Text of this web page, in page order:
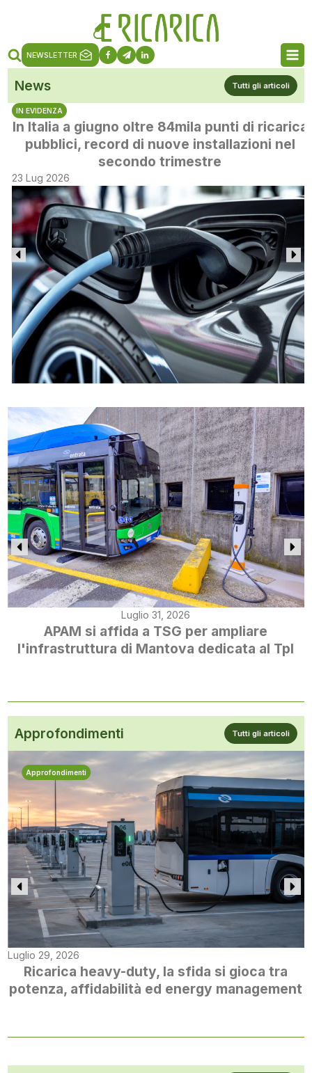
NEWSLETTER
News Tutti gli articoli
IN EVIDENZA
In Italia a giugno oltre 84mila punti di ricarica
pubblici, record di nuove installazioni nel
secondo trimestre
23 Lug 2026
Luglio 31, 2026
APAM si affida a TSG per ampliare
l'infrastruttura di Mantova dedicata al Tpl
Approfondimenti Tutti gli articoli
Approfondimenti
Luglio 29, 2026
Ricarica heavy-duty, la sfida si gioca tra
potenza, affidabilità ed energy management